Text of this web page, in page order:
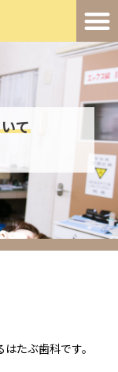
て
たぶ歯科です。